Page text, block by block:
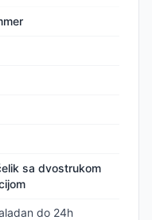
sa dvostrukom
do 24h